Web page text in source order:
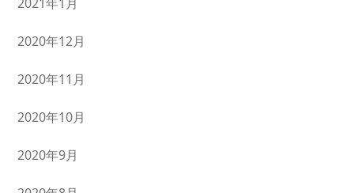
2020年12月
2020年11月
2020年10月
2020年9月